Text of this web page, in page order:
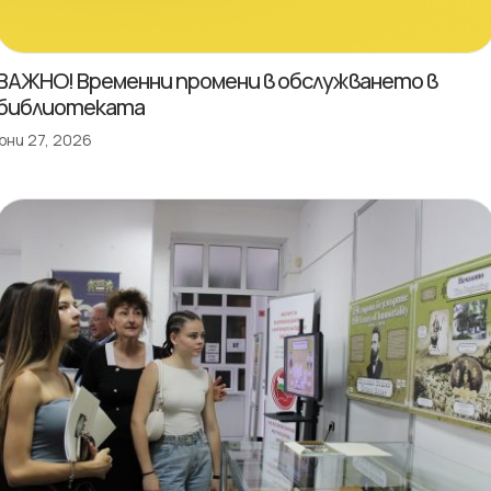
Временни промени в обслужването в
27, 2026